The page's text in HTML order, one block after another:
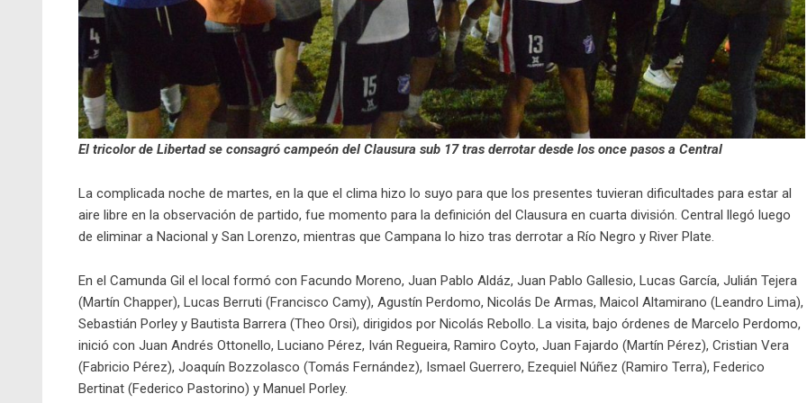
El tricolor de Libertad se consagró campeón del Clausura sub 17 tras derrotar desde los once pasos a Central
La complicada noche de martes, en la que el clima hizo lo suyo para que los presentes tuvieran dificultades para estar al
aire libre en la observación de partido, fue momento para la definición del Clausura en cuarta división. Central llegó luego
de eliminar a Nacional y San Lorenzo, mientras que Campana lo hizo tras derrotar a Río Negro y River Plate.
En el Camunda Gil el local formó con Facundo Moreno, Juan Pablo Aldáz, Juan Pablo Gallesio, Lucas García, Julián Tejera
(Martín Chapper), Lucas Berruti (Francisco Camy), Agustín Perdomo, Nicolás De Armas, Maicol Altamirano (Leandro Lima),
Sebastián Porley y Bautista Barrera (Theo Orsi), dirigidos por Nicolás Rebollo. La visita, bajo órdenes de Marcelo Perdomo,
inició con Juan Andrés Ottonello, Luciano Pérez, Iván Regueira, Ramiro Coyto, Juan Fajardo (Martín Pérez), Cristian Vera
(Fabricio Pérez), Joaquín Bozzolasco (Tomás Fernández), Ismael Guerrero, Ezequiel Núñez (Ramiro Terra), Federico
Bertinat (Federico Pastorino) y Manuel Porley.